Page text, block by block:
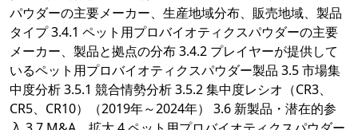
パウダーの主要メーカー、生産地域分布、販売地域、製品
タイプ 3.4.1 ペット用プロバイオティクスパウダーの主要
メーカー、製品と拠点の分布 3.4.2 プレイヤーが提供して
いるペット用プロバイオティクスパウダー製品 3.5 市場集
中度分析 3.5.1 競合情勢分析 3.5.2 集中度レシオ（CR3、
CR5、CR10）（2019年～2024年） 3.6 新製品・潜在的参